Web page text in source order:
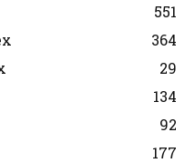
551
364
29
134
92
177